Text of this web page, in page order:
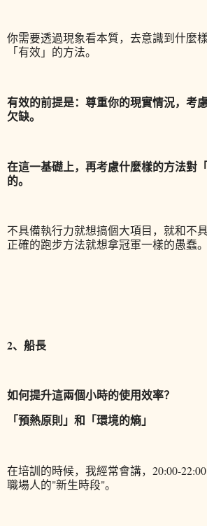
你需要透過現象看本質，去意識到什麼
「有效」的方法。
有效的前提是：尊重你的現實情況，考
欠缺。
在這一基礎上，再考慮什麼樣的方法對
的。
不具備執行力就想搞個大項目，就和不
正確的跑步方法就想拿冠軍一樣的愚蠢。
2、船長
如何提升這兩個小時的使用效率？
「預熱原則」和「環境的熵」
在培訓的時候，我經常會講，20:00-
職場人的"新生時段"。